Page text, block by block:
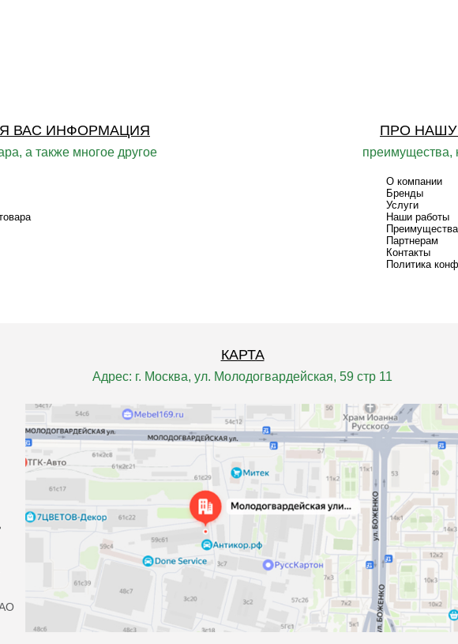
ПРО
преимущества,
О компании
Бренды
Услуги
Наши работы
Преимущества
Партнерам
Контакты
Политика
ВАС ИНФОРМАЦИЯ
а также многое другое
КАРТА
Адрес: г. Москва, ул. Молодогвардейская, 59 стр 11